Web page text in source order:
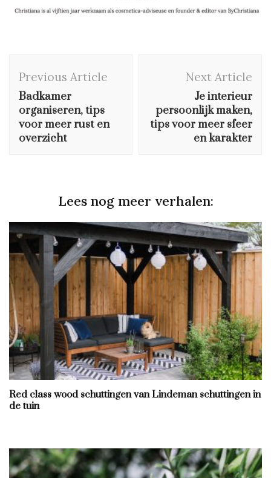
Navigation
Previous Article
Badkamer
organiseren, tips
voor meer rust en
overzicht
Next Article
Je interieur
persoonlijk maken,
tips voor meer sfeer
en karakter
Lees nog meer verhalen:
Red class wood schuttingen van Lindeman schuttingen in
de tuin